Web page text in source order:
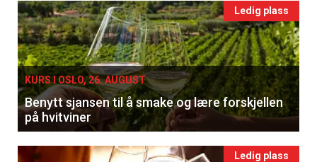
Ledig plass
KURS I OSLO, 26. AUGUST
Benytt sjansen til å smake og lære forskjellen
på hvitviner
Ledig plass